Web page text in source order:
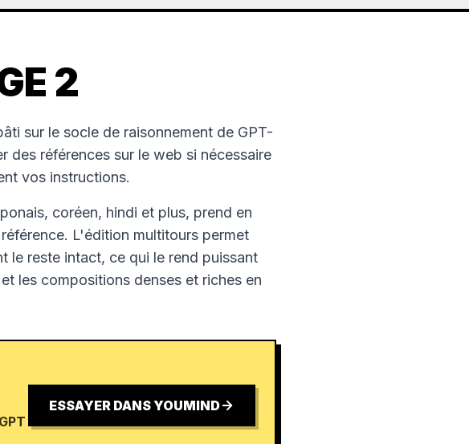
2
sur le socle de raisonnement de GPT-
des références sur le web si nécessaire
vos instructions.
coréen, hindi et plus, prend en
L'édition multitours permet
le reste intact, ce qui le rend puissant
les compositions denses et riches en
ESSAYER DANS YOUMIND